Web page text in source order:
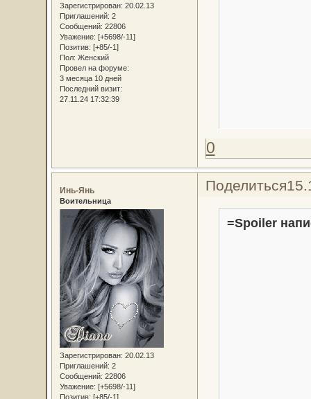
Зарегистрирован: 20.02.13
Приглашений: 2
Сообщений: 22806
Уважение: [+5698/-11]
Позитив: [+85/-1]
Пол: Женский
Провел на форуме:
3 месяца 10 дней
Последний визит:
27.11.24 17:32:39
0
Поделиться
Инь-Янь
Воительница
Зарегистрирован: 20.02.13
Приглашений: 2
Сообщений: 22806
Уважение: [+5698/-11]
Позитив: [+85/-1]
=Spoiler